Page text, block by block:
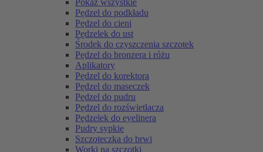
Pokaż wszystkie
Pędzel do podkładu
Pędzel do cieni
Pędzelek do ust
Środek do czyszczenia szczotek
Pędzel do bronzera i różu
Aplikatory
Pędzel do korektora
Pędzel do maseczek
Pędzel do pudru
Pędzel do rozświetlacza
Pędzelek do eyelinera
Pudry sypkie
Szczoteczka do brwi
Worki na szczotki